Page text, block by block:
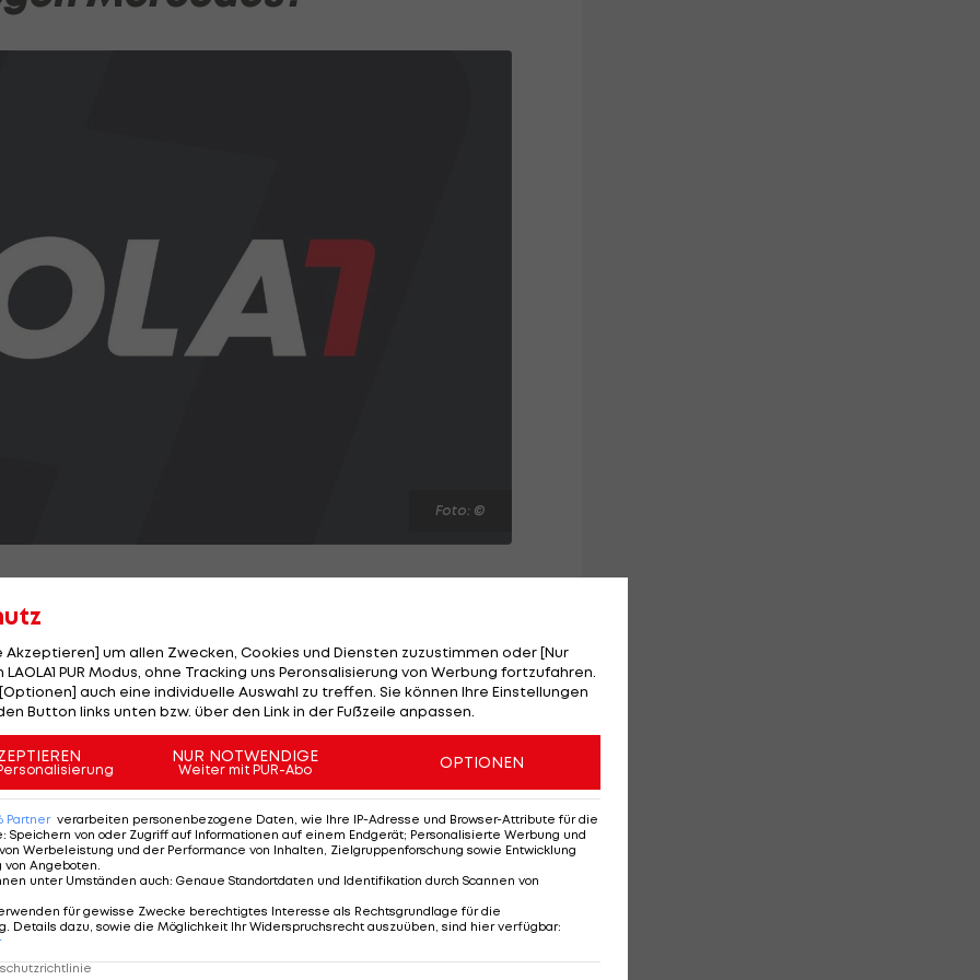
Foto: ©
Gegner. Grund dafür ist eine F-Schacht-ähnliche
(DRS) aktiviert wird. Die Konstruktion wurde
erklärt. Red Bull Racing und Lotus wollen
bei der FIA in Paris zu protestieren. "Es gibt
Das ist in diesem Sport nicht ungewöhnlich", meint
Akzeptieren] um allen Zwecken, Cookies und Diensten zuzustimmen oder [Nur
PUR Modus, ohne Tracking uns Peronsalisierung von Werbung fortzufahren.
auch eine individuelle Auswahl zu treffen. Sie können Ihre Einstellungen
Button links unten bzw. über den Link in der Fußzeile anpassen.
NUR NOTWENDIGE
Weiter mit PUR-Abo OPTIONEN
Partner verarbeiten personenbezogene Daten, wie Ihre IP-Adresse und Browser-Attribute für die
: Speichern von oder Zugriff auf Informationen auf einem Endgerät; Personalisierte Werbung und
Werbeleistung und der Performance von Inhalten, Zielgruppenforschung sowie Entwicklung
von Angeboten
unter Umständen auch: Genaue Standortdaten und Identifikation durch Scannen von
für gewisse Zwecke berechtigtes Interesse als Rechtsgrundlage für die
Details dazu, sowie die Möglichkeit Ihr Widerspruchsrecht auszuüben, sind hier verfügbar: